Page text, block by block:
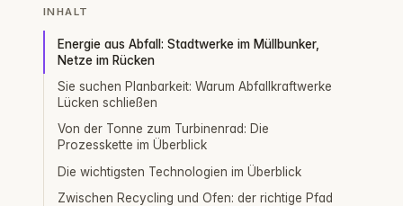
INHALT
Energie aus Abfall: Stadtwerke im Müllbunker,
Netze im Rücken
Sie suchen Planbarkeit: Warum Abfallkraftwerke
Lücken schließen
Von der Tonne zum Turbinenrad: Die
Prozesskette im Überblick
Die wichtigsten Technologien im Überblick
Zwischen Recycling und Ofen: der richtige Pfad